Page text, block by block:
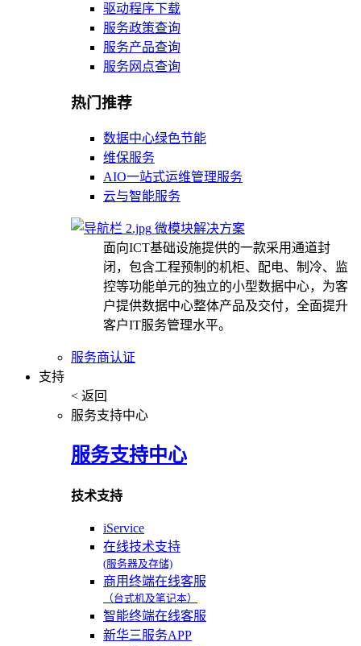
驱动程序下载
服务政策查询
服务产品查询
服务网点查询
热门推荐
数据中心绿色节能
维保服务
AIO一站式运维管理服务
云与智能服务
微模块解决方案
面向ICT基础设施提供的一款采用通道封
闭，包含工程预制的机柜、配电、制冷、监
控等功能单元的独立的小型数据中心，为客
户提供数据中心整体产品及交付，全面提升
客户IT服务管理水平。
服务商认证
支持
< 返回
服务支持中心
服务支持中心
技术支持
iService
在线技术支持
(服务器及存储)
商用终端在线客服
（台式机及笔记本）
智能终端在线客服
新华三服务APP